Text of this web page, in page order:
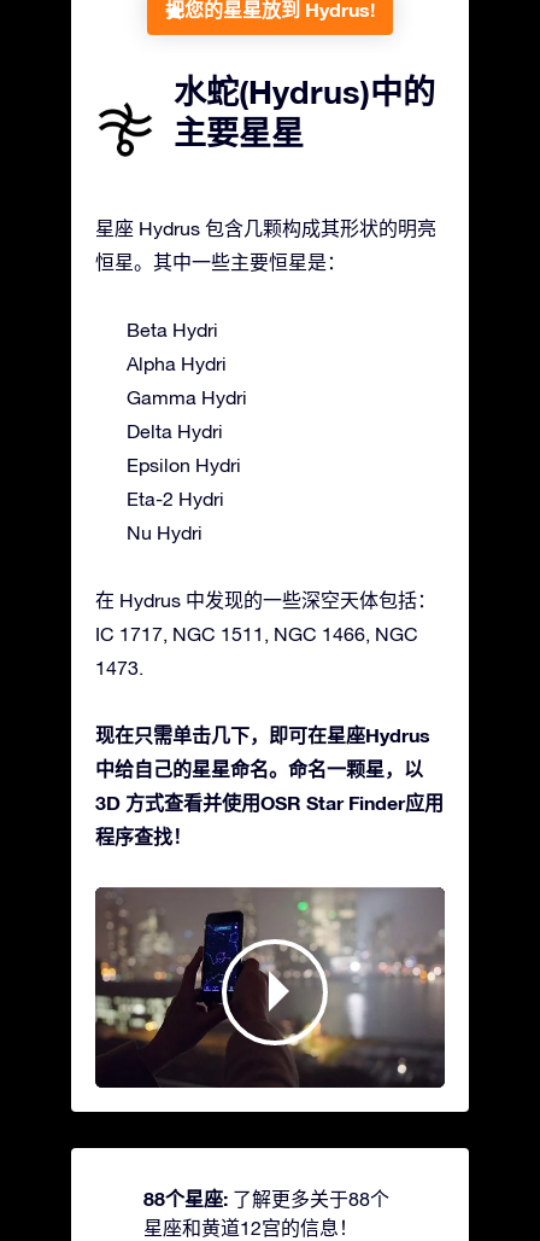
把您的星星放到 Hydrus!
水蛇(Hydrus)中的
主要星星
星座 Hydrus 包含几颗构成其形状的明亮
恒星。其中一些主要恒星是：
Beta Hydri
Alpha Hydri
Gamma Hydri
Delta Hydri
Epsilon Hydri
Eta-2 Hydri
Nu Hydri
在 Hydrus 中发现的一些深空天体包括：
IC 1717, NGC 1511, NGC 1466, NGC
1473.
现在只需单击几下，即可在星座Hydrus
中给自己的星星命名。命名一颗星，以
3D 方式查看并使用OSR Star Finder应用
程序查找！
88个星座: 了解更多关于88个
星座和黄道12宫的信息！